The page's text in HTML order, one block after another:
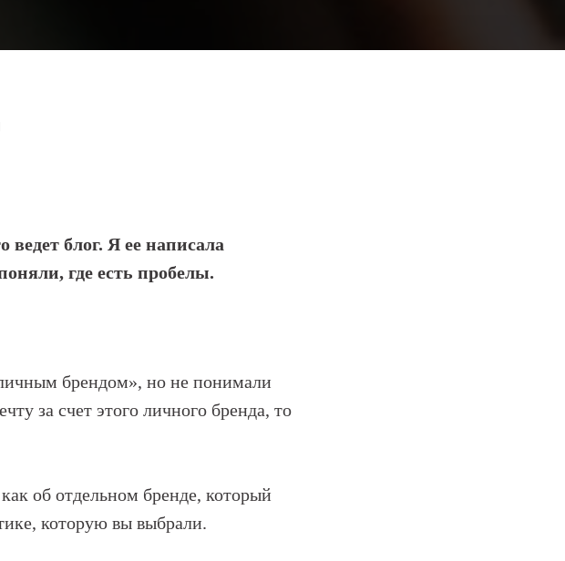
блог. Я ее написала
где есть пробелы.
брендом», но не понимали
за счет этого личного бренда, то
об отдельном бренде, который
которую вы выбрали.